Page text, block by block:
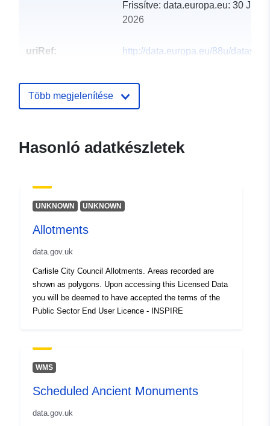
Frissítve: data.europa.eu: 30 July
2026
uriRef:
http://data.europa.eu/88u/dataset/
Több megjelenítése
Hasonló adatkészletek
UNKNOWN UNKNOWN
Allotments
data.gov.uk
Carlisle City Council Allotments. Areas recorded are
shown as polygons. Upon accessing this Licensed Data
you will be deemed to have accepted the terms of the
Public Sector End User Licence - INSPIRE
WMS
Scheduled Ancient Monuments
data.gov.uk